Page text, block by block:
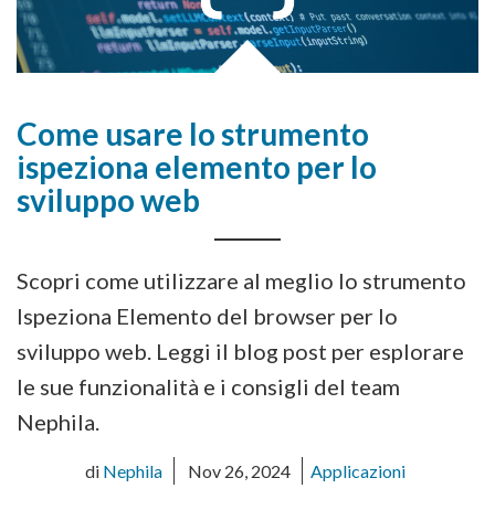
Come usare lo strumento
ispeziona elemento per lo
sviluppo web
Scopri come utilizzare al meglio lo strumento
Ispeziona Elemento del browser per lo
sviluppo web. Leggi il blog post per esplorare
le sue funzionalità e i consigli del team
Nephila.
di Nephila Nov 26, 2024 Applicazioni